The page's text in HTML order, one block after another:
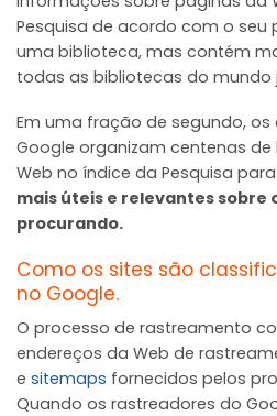
Pesquisa de acordo com o seu
uma biblioteca, mas contém
todas as bibliotecas do mundo
Em uma fração de segundo,
Google organizam centenas
Web no índice da Pesquisa para
mais úteis e relevantes sobre
procurando.
Como os sites são
no Google.
O processo de rastreamento
endereços da Web de
e sitemaps fornecidos pelos
Quando os rastreadores do